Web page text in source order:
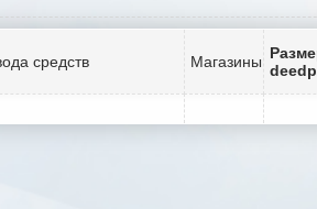
средств Магазины